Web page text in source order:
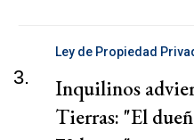
3.
Ley de Propiedad
Inquilinos
Tierras: "El